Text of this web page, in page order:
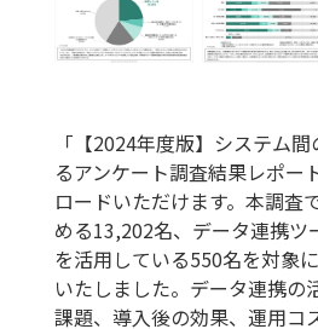
「【2024年度版】システム
るアンケート調査結果レポー
ロードいただけます。本調査
める13,202名、データ連携ツ
を活用している550名を対象
いたしました。データ連携の
課題、導入後の効果、運用コ